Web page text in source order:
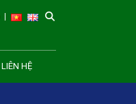
LIÊN HỆ